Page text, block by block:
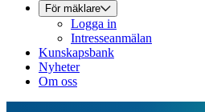
För mäklare
Logga in
Intresseanmälan
Kunskapsbank
Nyheter
Om oss